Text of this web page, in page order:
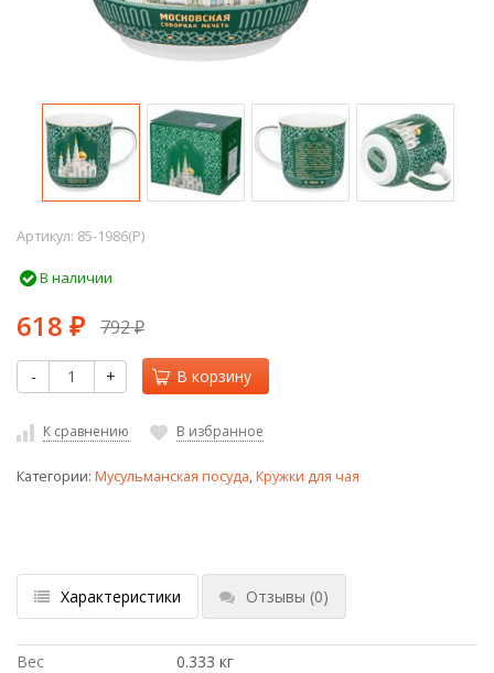
Артикул: 85-1986(P)
В наличии
618 ₽ 792₽
- + В корзину
К сравнению В избранное
Категории: Мусульманская посуда,Кружки для чая
Характеристики Отзывы (0)
Вес
0.333 кг